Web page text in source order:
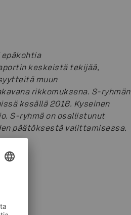
keskeistä tekijää,
muun
rikkomuksena. S-ryhmän
kesällä 2016. Kyseinen
S-ryhmä on osallistunut
päätöksestä valittamisessa.